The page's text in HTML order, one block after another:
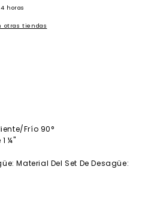
horas
otras tiendas
Frío 90°
¼"
Material Del Set De Desagüe: